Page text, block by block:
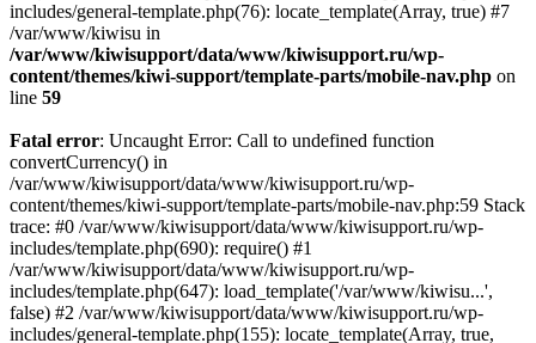
includes/general-template.php(76): locate_template(Array, true) #7
/var/www/kiwisu in
/var/www/kiwisupport/data/www/kiwisupport.ru/wp-
content/themes/kiwi-support/template-parts/mobile-nav.php on
line 59
Fatal error: Uncaught Error: Call to undefined function
convertCurrency() in
/var/www/kiwisupport/data/www/kiwisupport.ru/wp-
content/themes/kiwi-support/template-parts/mobile-nav.php:59 Stack
trace: #0 /var/www/kiwisupport/data/www/kiwisupport.ru/wp-
includes/template.php(690): require() #1
/var/www/kiwisupport/data/www/kiwisupport.ru/wp-
includes/template.php(647): load_template('/var/www/kiwisu...',
false) #2 /var/www/kiwisupport/data/www/kiwisupport.ru/wp-
includes/general-template.php(155): locate_template(Array, true,